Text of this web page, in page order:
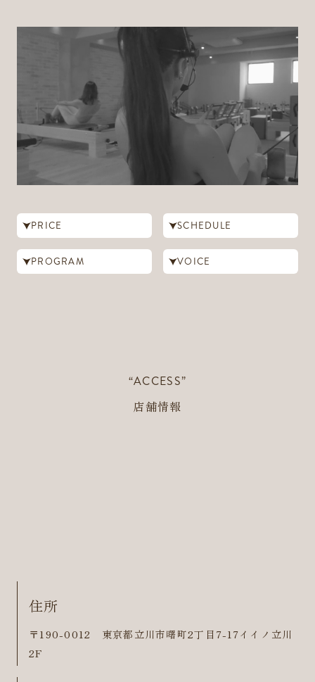
PRICE SCHEDULE
PROGRAM VOICE
“ACCESS”
店舗情報
住所
〒190-0012 東京都立川市曙町2丁目7-17イイノ立川
2F